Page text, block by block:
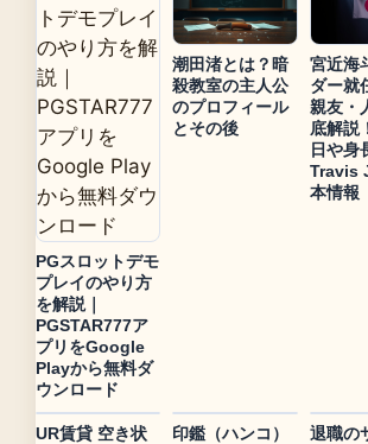
PGスロットデモ
プレイのやり方
を解説｜
PGSTAR777ア
プリをGoogle
Playから無料ダ
ウンロード
潮田渚とは？暗
殺教室の主人公
のプロフィール
とその後
宮近海
ダー就
親友・
底解説
日や身
Travis
本情報
UR賃貸 空き状
印鑑（ハンコ）
退職の